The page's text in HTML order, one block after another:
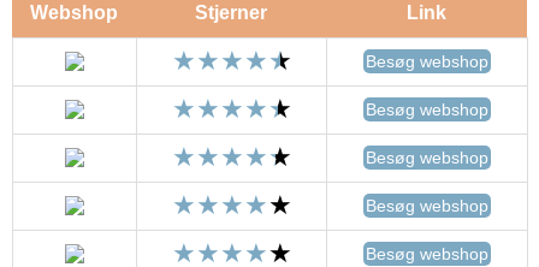
Webshop Stjerner Link
Besøg webshop
Besøg webshop
Besøg webshop
Besøg webshop
Besøg webshop